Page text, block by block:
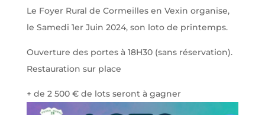
Le Foyer Rural de Cormeilles en Vexin organise,
le Samedi 1er Juin 2024, son loto de printemps.
Ouverture des portes à 18H30 (sans réservation).
Restauration sur place
+ de 2 500 € de lots seront à gagner